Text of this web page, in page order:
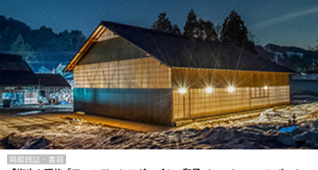
掲載雑誌・書籍